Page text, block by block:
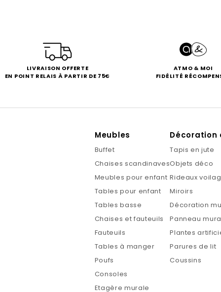
LIVRAISON OFFERTE
EN POINT RELAIS À PARTIR DE 75€
ATMO & MOI
FIDÉLITÉ
Meubles
Buffet
Chaises scandinaves
Meubles pour enfant
Tables pour enfant
Tables basse
Chaises et fauteuils
Fauteuils
Tables à manger
Poufs
Consoles
Etagère murale
Décoration
Tapis en jute
Objets déco
Rideaux
Miroirs
Décoration
Panneau
Plantes
Parures de lit
Coussins